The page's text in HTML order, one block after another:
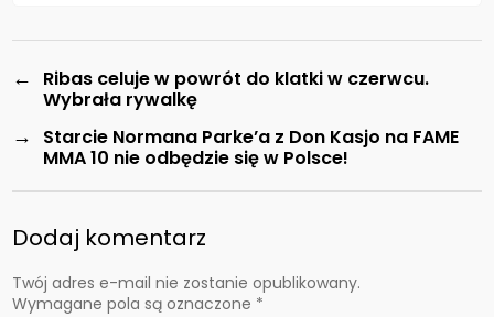
←
Ribas celuje w powrót do klatki w czerwcu.
Wybrała rywalkę
→
Starcie Normana Parke’a z Don Kasjo na FAME
MMA 10 nie odbędzie się w Polsce!
Dodaj komentarz
Twój adres e-mail nie zostanie opublikowany.
Wymagane pola są oznaczone *